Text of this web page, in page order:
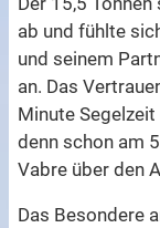
ab und fühlte
und seinem
an. Das
Minute
denn schon am
Vabre über den
Das Besondere